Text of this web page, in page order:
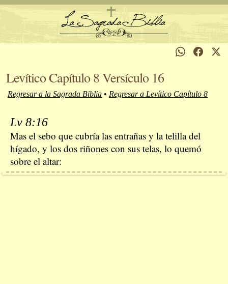
Levítico Capítulo 8 Versículo 16
Regresar a la Sagrada Biblia • Regresar a Levítico Capítulo 8
Lv 8:16
Mas el sebo que cubría las entrañas y la telilla del
hígado, y los dos riñones con sus telas, lo quemó
sobre el altar: